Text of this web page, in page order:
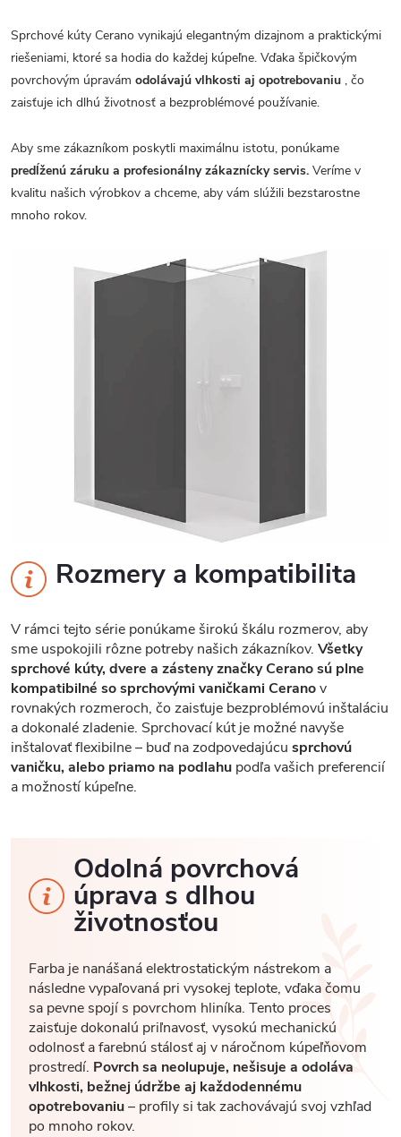
Sprchové kúty Cerano vynikajú elegantným dizajnom a praktickými
riešeniami, ktoré sa hodia do každej kúpeľne. Vďaka špičkovým
povrchovým úpravám odolávajú vlhkosti aj opotrebovaniu , čo
zaisťuje ich dlhú životnosť a bezproblémové používanie.
Aby sme zákazníkom poskytli maximálnu istotu, ponúkame
predĺženú záruku a profesionálny zákaznícky servis. Veríme v
kvalitu našich výrobkov a chceme, aby vám slúžili bezstarostne
mnoho rokov.
Rozmery a kompatibilita
V rámci tejto série ponúkame širokú škálu rozmerov, aby
sme uspokojili rôzne potreby našich zákazníkov. Všetky
sprchové kúty, dvere a zásteny značky Cerano sú plne
kompatibilné so sprchovými vaničkami Ceranov
rovnakých rozmeroch, čo zaisťuje bezproblémovú inštaláciu
a dokonalé zladenie. Sprchovací kút je možné navyše
inštalovať flexibilne – buď na zodpovedajúcu sprchovú
vaničku, alebo priamo na podlahu podľa vašich preferencií
a možností kúpeľne.
Odolná povrchová
úprava s dlhou
životnosťou
Farba je nanášaná elektrostatickým nástrekom a
následne vypaľovaná pri vysokej teplote, vďaka čomu
sa pevne spojí s povrchom hliníka. Tento proces
zaisťuje dokonalú priľnavosť, vysokú mechanickú
odolnosť a farebnú stálosť aj v náročnom kúpeľňovom
prostredí. Povrch sa neolupuje, nešisuje a odoláva
vlhkosti, bežnej údržbe aj každodennému
opotrebovaniu– profily si tak zachovávajú svoj vzhľad
po mnoho rokov.